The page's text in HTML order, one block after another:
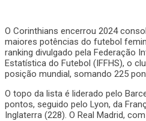
O Corinthians encerrou 2024
maiores potências do futebol
ranking divulgado pela Federação
Estatística do Futebol (IFFHS), o
posição mundial, somando 225
O topo da lista é liderado pelo
pontos, seguido pelo Lyon, da
Inglaterra (228). O Real Madrid,